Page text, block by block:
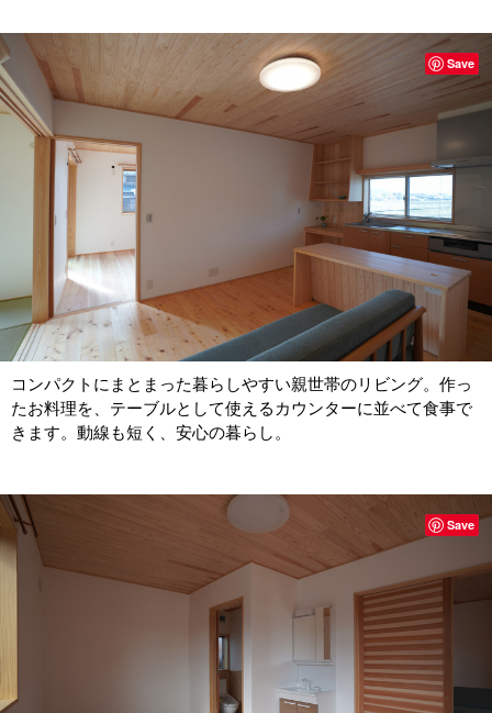
コンパクトにまとまった暮らしやすい親世帯のリビング。作っ
たお料理を、テーブルとして使えるカウンターに並べて食事で
きます。動線も短く、安心の暮らし。
Save
Save